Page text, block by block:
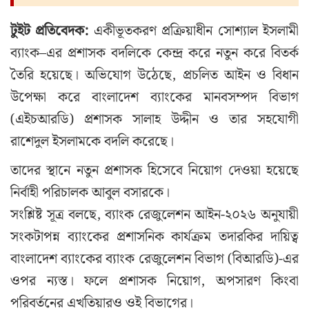
টুইট প্রতিবেদক: একীভূতকরণ প্রক্রিয়াধীন সোশ্যাল ইসলামী
ব্যাংক–এর প্রশাসক বদলিকে কেন্দ্র করে নতুন করে বিতর্ক
তৈরি হয়েছে। অভিযোগ উঠেছে, প্রচলিত আইন ও বিধান
উপেক্ষা করে বাংলাদেশ ব্যাংকের মানবসম্পদ বিভাগ
(এইচআরডি) প্রশাসক সালাহ উদ্দীন ও তার সহযোগী
রাশেদুল ইসলামকে বদলি করেছে।
তাদের স্থানে নতুন প্রশাসক হিসেবে নিয়োগ দেওয়া হয়েছে
নির্বাহী পরিচালক আবুল বসারকে।
সংশ্লিষ্ট সূত্র বলছে, ব্যাংক রেজুলেশন আইন-২০২৬ অনুযায়ী
সংকটাপন্ন ব্যাংকের প্রশাসনিক কার্যক্রম তদারকির দায়িত্ব
বাংলাদেশ ব্যাংকের ব্যাংক রেজুলেশন বিভাগ (বিআরডি)-এর
ওপর ন্যস্ত। ফলে প্রশাসক নিয়োগ, অপসারণ কিংবা
পরিবর্তনের এখতিয়ারও ওই বিভাগের।